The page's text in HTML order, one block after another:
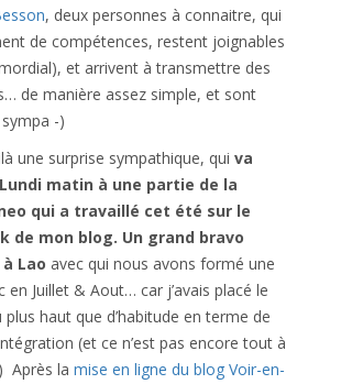
, deux personnes à connaitre, qui
de compétences, restent joignables
et arrivent à transmettre des
de manière assez simple, et sont
-)
une surprise sympathique, qui va
matin à une partie de la
qui a travaillé cet été sur le
de mon blog. Un grand bravo
Lao avec qui nous avons formé une
en Juillet & Aout… car j’avais placé le
plus haut que d’habitude en terme de
(et ce n’est pas encore tout à
Après la mise en ligne du blog Voir-en-